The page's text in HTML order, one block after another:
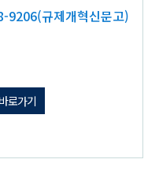
9206(규제개혁신문고)
로가기